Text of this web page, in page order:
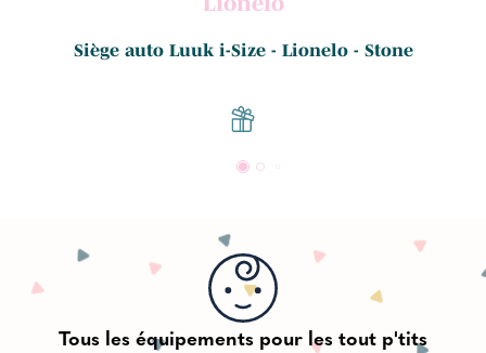
Siège auto Luuk i-Size - Lionelo - Stone
Tous les équipements pour les tout p'tits